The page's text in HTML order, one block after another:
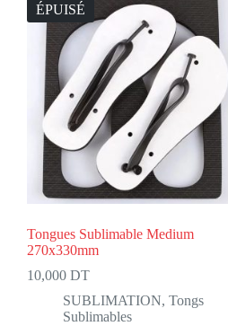
ÉPUISÉ
Tongues Sublimable Medium
270x330mm
10,000 DT
SUBLIMATION, Tongs
Sublimables